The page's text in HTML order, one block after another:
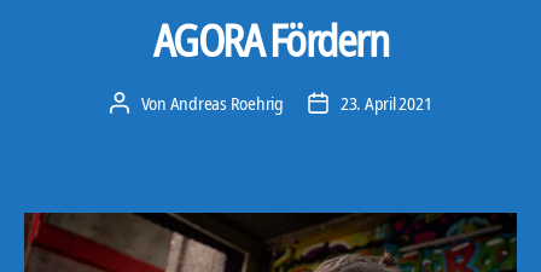
AGORA Fördern
Beitragsautor
Von Andreas Roehrig Veröffentlichungsdatum
23. April 2021